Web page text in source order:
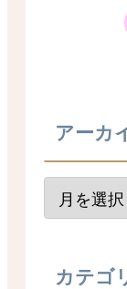
アーカ
カテゴ